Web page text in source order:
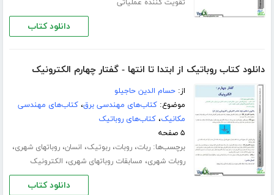
تقویت کننده عملیاتی
دانلود کتاب
دانلود کتاب روباتیک از ابتدا تا انتها - گفتار چهارم الکترونیک
از:حسام الدین حاجیلو
موضوع:کتاب‌های مهندسی برق،کتاب‌های مهندسی
مکانیک،کتاب‌های روباتیک
۵ صفحه
برچسب‌ها:ربات،روبات،ربوتیک، انسان،روباتهای شهری،
روبات شهری، مسابقات روباتهای شهری، الکترونیک
دانلود کتاب